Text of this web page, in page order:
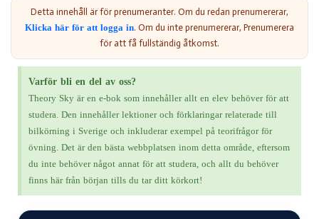
Ett viktigt ämne för varje förare för att förstå barnens natur
och deras beteende, och hur man beter sig på en gata där det
finns barn eller fordon som transporterar barn.
Barns beteende börjar förändras när de når 9 år eller äldre Föraren
måste veta att barnets syn (eller syn) inte är perfekt.
Han kan inte se flera saker samtidigt och är inte uppmärksam, han
tittar på bilen och korsar sedan vägen springande och tror att bilen
stannar direkt.
Barn är också naturligt impulsiva och ändrar uppfattning snabbt
och utan förvarning
Du kan inte förutse vad de plötsligt kommer att göra.
Du bör vara mer uppmärksam i dessa situationer
På barnskolor
Detta innehåll är för prenumeranter. Om du redan prenumererar,
Klicka här för att logga in. Om du inte prenumererar, Prenumerera
för att få fullständig åtkomst.
Varför bli en del av oss?
Theory Sky är en e-bok som innehåller allt en elev behöver för att
studera. Den innehåller lektioner och förklaringar relaterade till
bilkörning i Sverige och inkluderar exempel på teorifrågor för
övning. Det är den bästa webbplatsen inom detta område, eftersom
du inte behöver något annat för att studera, och allt du behöver
finns här från början tills du tar ditt körkort!